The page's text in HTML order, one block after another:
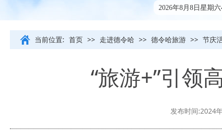
2026年8月8日星期六
当前位置: 首页 >> 走进德令哈 >> 德令哈旅游 >> 节庆
“旅游+”引领
发布时间:2024